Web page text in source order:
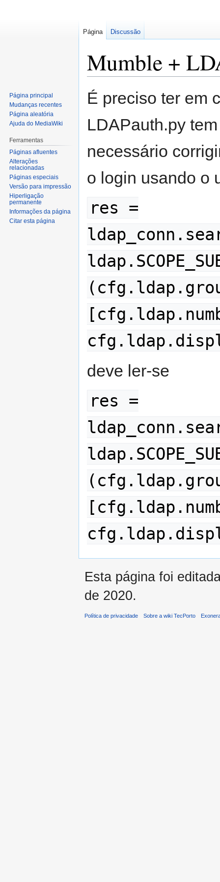
Mumble +
Saltar
para
navegação
Saltar
para
pesquisa
É preciso ter em
LDAPauth.py
necessário
o login usando o
res =
deve ler-se
res =
Página Discussão
Página principal
Mudanças recentes
Página aleatória
Ajuda do MediaWiki
Ferramentas
Páginas afluentes
Alterações
relacionadas
Páginas especiais
Versão para impressão
Hiperligação
permanente
Informações da página
Citar esta página
Esta página foi
de 2020.
Política de privacidade Sobre a wiki TecPorto